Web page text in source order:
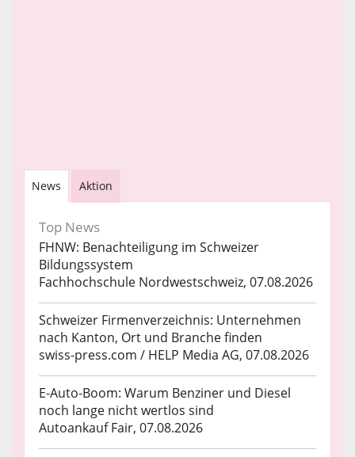
News Aktion
Top News
FHNW: Benachteiligung im Schweizer
Bildungssystem
Fachhochschule Nordwestschweiz, 07.08.2026
Schweizer Firmenverzeichnis: Unternehmen
nach Kanton, Ort und Branche finden
swiss-press.com / HELP Media AG, 07.08.2026
E-Auto-Boom: Warum Benziner und Diesel
noch lange nicht wertlos sind
Autoankauf Fair, 07.08.2026